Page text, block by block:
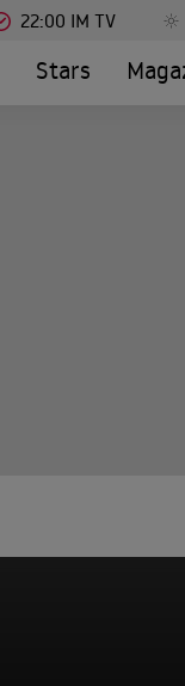
22:00 IM TV
Stars